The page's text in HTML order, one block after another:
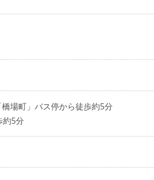
場町」バス停から徒歩約5分
約5分